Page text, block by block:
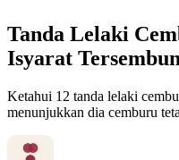
Tanda Lelaki
Isyarat
Ketahui 12 tanda lelaki
menunjukkan dia cemburu